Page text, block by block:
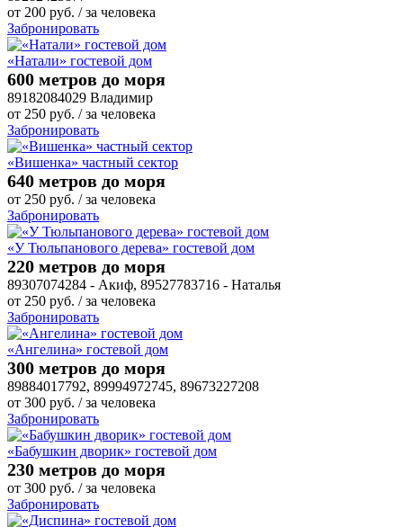
от 200 руб. / за человека
Забронировать
«Натали» гостевой дом
600 метров до моря
89182084029 Владимир
от 250 руб. / за человека
Забронировать
«Вишенка» частный сектор
640 метров до моря
от 250 руб. / за человека
Забронировать
«У Тюльпанового дерева» гостевой дом
220 метров до моря
89307074284 - Акиф, 89527783716 - Наталья
от 250 руб. / за человека
Забронировать
«Ангелина» гостевой дом
300 метров до моря
89884017792, 89994972745, 89673227208
от 300 руб. / за человека
Забронировать
«Бабушкин дворик» гостевой дом
230 метров до моря
от 300 руб. / за человека
Забронировать